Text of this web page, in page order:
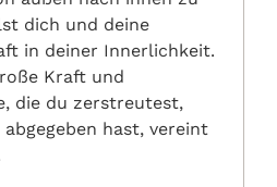
dich und deine
in deiner Innerlichkeit.
Kraft und
die du zerstreutest,
hast, vereint